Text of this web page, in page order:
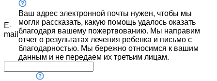
E-
mail
Ваш адрес электронной почты нужен, чтобы мы
могли рассказать, какую помощь удалось оказать
благодаря вашему пожертвованию. Мы направим
отчет о результатах лечения ребенка и письмо с
благодарностью. Мы бережно относимся к вашим
данным и не передаем их третьим лицам.